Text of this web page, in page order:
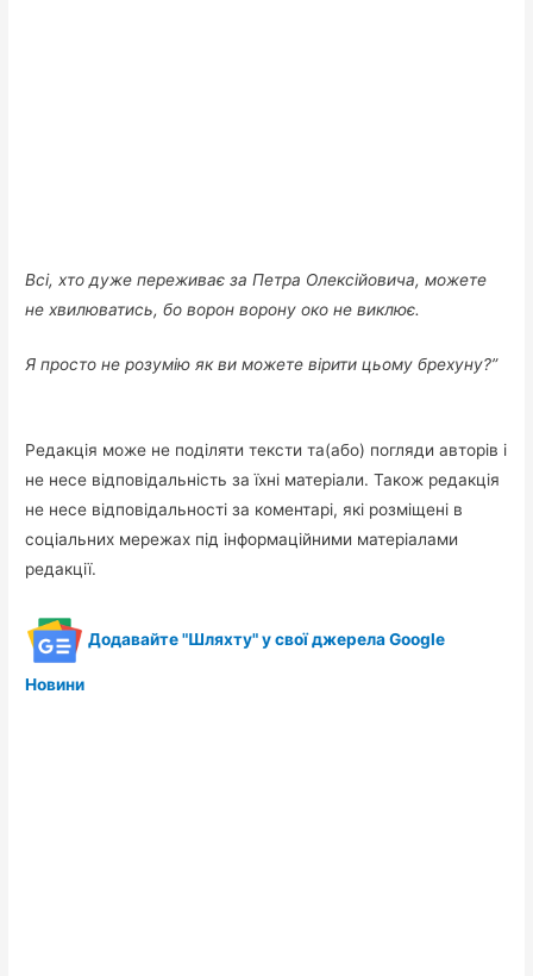
Всі, хто дуже переживає за Петра Олексійовича, можете
не хвилюватись, бо ворон ворону око не виклює.
Я просто не розумію як ви можете вірити цьому брехуну?”
Редакція може не поділяти тексти та(або) погляди авторів і
не несе відповідальність за їхні матеріали. Також редакція
не несе відповідальності за коментарі, які розміщені в
соціальних мережах під інформаційними матеріалами
редакції.
Додавайте "Шляхту" у свої джерела Google
Новини